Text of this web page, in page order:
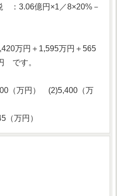
：3.06億円×1／8×20%－
万円＋1,595万円＋565
です。
（万円） (2)5,400（万
万円）